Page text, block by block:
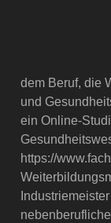
dem Beruf, die
und
ein Online-
https://